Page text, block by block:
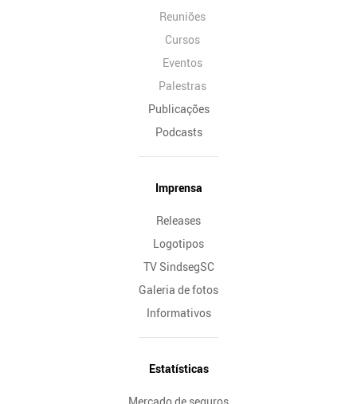
Reuniões
Cursos
Eventos
Palestras
Publicações
Podcasts
Imprensa
Releases
Logotipos
TV SindsegSC
Galeria de fotos
Informativos
Estatísticas
Mercado de seguros